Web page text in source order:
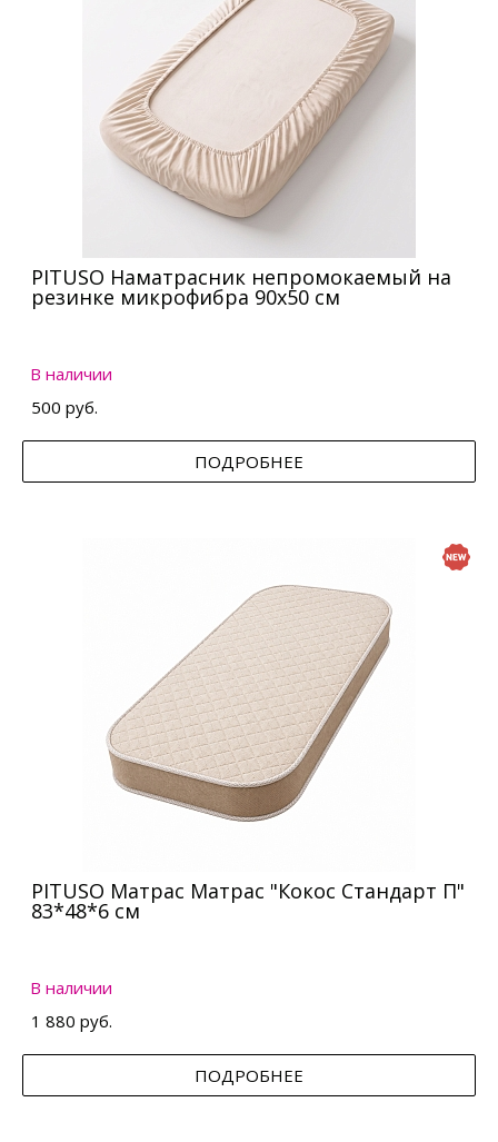
PITUSO Наматрасник непромокаемый на
резинке микрофибра 90х50 см
В наличии
500 руб.
ПОДРОБНЕЕ
PITUSO Матрас Матрас "Кокос Стандарт П"
83*48*6 см
В наличии
1 880 руб.
ПОДРОБНЕЕ